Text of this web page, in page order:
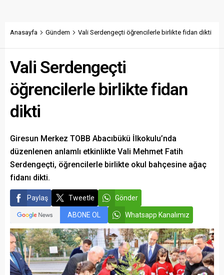
Anasayfa Gündem Vali Serdengeçti öğrencilerle birlikte fidan dikti
Vali Serdengeçti
öğrencilerle birlikte fidan
dikti
Giresun Merkez TOBB Abacıbükü İlkokulu’nda
düzenlenen anlamlı etkinlikte Vali Mehmet Fatih
Serdengeçti, öğrencilerle birlikte okul bahçesine ağaç
fidanı dikti.
Paylaş Tweetle Gönder
ABONE OL Whatsapp Kanalımız